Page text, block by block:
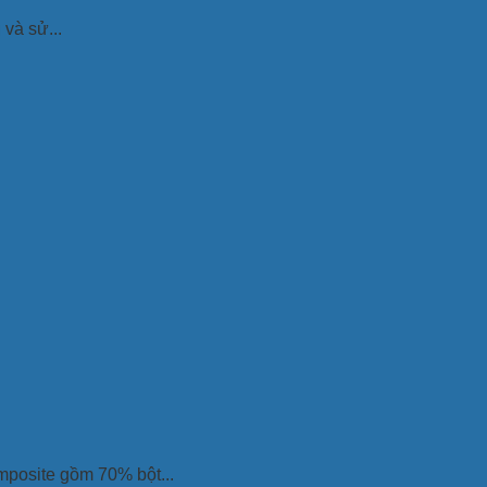
và sử...
gồm 70% bột...